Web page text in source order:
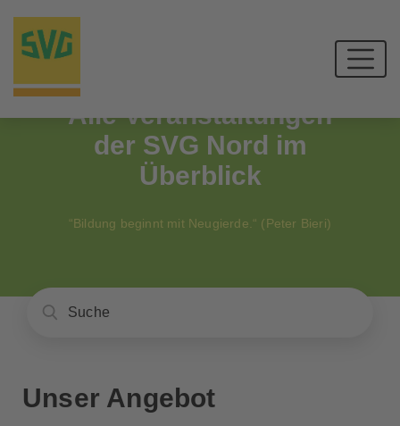
Alle Veranstaltungen
der SVG Nord im
Überblick
“Bildung beginnt mit Neugierde.“ (Peter Bieri)
Unser Angebot